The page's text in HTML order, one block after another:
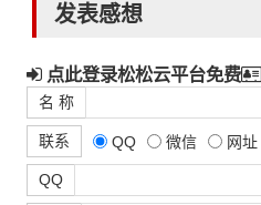
发表感想
点此登录松松云平台免费
名 称
联系 QQ 微信 网址
QQ